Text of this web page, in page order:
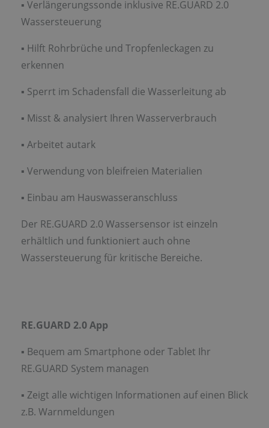
▪ Verlängerungssonde inklusive RE.GUARD 2.0
Wassersteuerung
▪ Hilft Rohrbrüche und Tropfenleckagen zu
erkennen
▪ Sperrt im Schadensfall die Wasserleitung ab
▪ Misst & analysiert Ihren Wasserverbrauch
▪ Arbeitet autark
▪ Verwendung von bleifreien Materialien
▪ Einbau am Hauswasseranschluss
Der RE.GUARD 2.0 Wassersensor ist einzeln
erhältlich und funktioniert auch ohne
Wassersteuerung für kritische Bereiche.
RE.GUARD 2.0 App
▪ Bequem am Smartphone oder Tablet Ihr
RE.GUARD System managen
▪ Zeigt alle wichtigen Informationen auf einen Blick
z.B. Warnmeldungen